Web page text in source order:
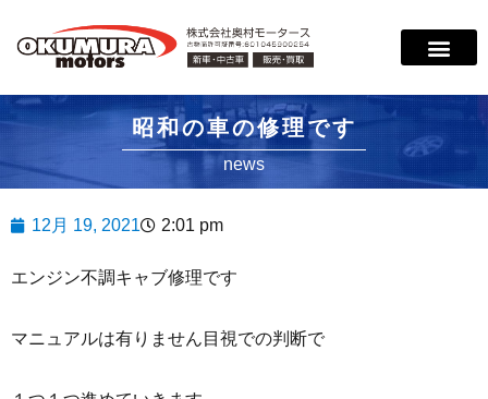
昭和の車の修理です
news
12月 19, 2021 2:01 pm
エンジン不調キャブ修理です
マニュアルは有りません目視での判断で